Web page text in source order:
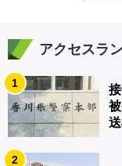
アクセスラ
1
2